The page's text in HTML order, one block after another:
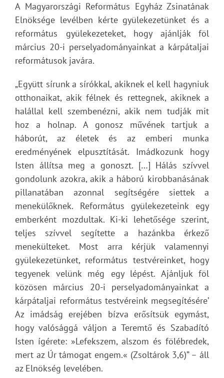
A Magyarországi Református Egyház Zsinatának
Elnöksége levélben kérte gyülekezetünket és a
református gyülekezeteket, hogy ajánlják föl
március 20-i perselyadományainkat a kárpátaljai
reformátusok javára.
„Együtt sírunk a sírókkal, akiknek el kell hagyniuk
otthonaikat, akik félnek és rettegnek, akiknek a
halállal kell szembenézni, akik nem tudják mit
hoz a holnap. A gonosz művének tartjuk a
háborút, az életek és az emberi munka
eredményének elpusztítását. Imádkozunk hogy
Isten állítsa meg a gonoszt. […] Hálás szívvel
gondolunk azokra, akik a háború kirobbanásának
pillanatában azonnal segítségére siettek a
menekülőknek. Református gyülekezeteink egy
emberként mozdultak. Ki-ki lehetősége szerint,
teljes szívvel segítette a hazánkba érkező
menekülteket. Most arra kérjük valamennyi
gyülekezetünket, református testvéreinket, hogy
tegyenek velünk még egy lépést. Ajánljuk föl
közösen március 20-i perselyadományainkat a
kárpátaljai református testvéreink megsegítésére’
Az imádság erejében bízva erősítsük egymást,
hogy valósággá váljon a Teremtő és Szabadító
Isten ígérete: »Lefekszem, alszom és fölébredek,
mert az Úr támogat engem.« (Zsoltárok 3,6)” – áll
az Elnökség levelében.